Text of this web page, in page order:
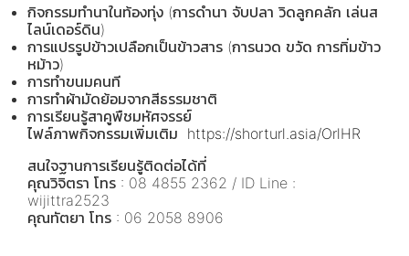
กิจกรรมทำนาในท้องทุ่ง (การดำนา จับปลา วิดลูกคลัก เล่นส
ไลน์เดอร์ดิน)
การแปรรูปข้าวเปลือกเป็นข้าวสาร (การนวด ขวัด การทิ่มข้าว
หม้าว)
การทำขนมคนที
การทำผ้ามัดย้อมจากสีธรรมชาติ
การเรียนรู้สาคูพืชมหัศจรรย์
ไฟล์ภาพกิจกรรมเพิ่มเติม https://shorturl.asia/OrlHR
สนใจฐานการเรียนรู้ติดต่อได้ที่
คุณวิจิตรา โทร : 08 4855 2362 / ID Line :
wijittra2523
คุณทัตยา โทร : 06 2058 8906